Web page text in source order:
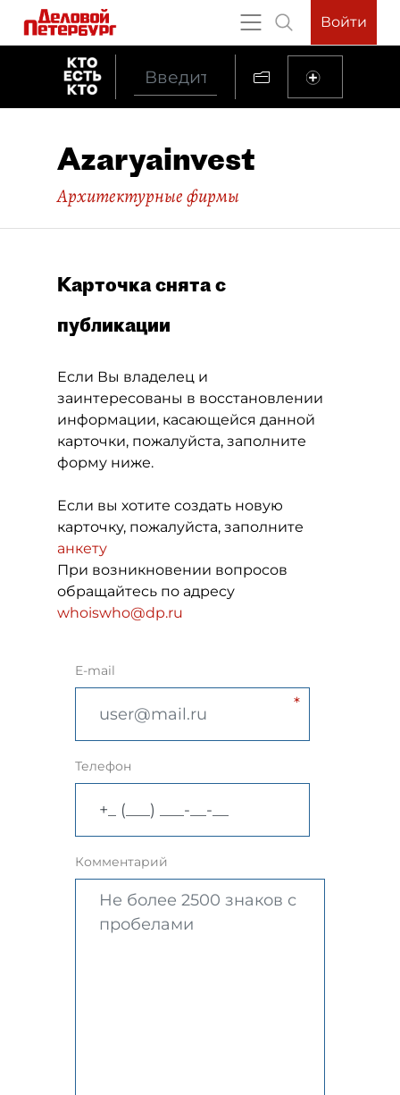
Войти
Azaryainvest
Архитектурные фирмы
Карточка снята с
публикации
Если Вы владелец и
заинтересованы в восстановлении
информации, касающейся данной
карточки, пожалуйста, заполните
форму ниже.
Если вы хотите создать новую
карточку, пожалуйста, заполните
анкету
При возникновении вопросов
обращайтесь по адресу
whoiswho@dp.ru
E-mail
Телефон
Комментарий